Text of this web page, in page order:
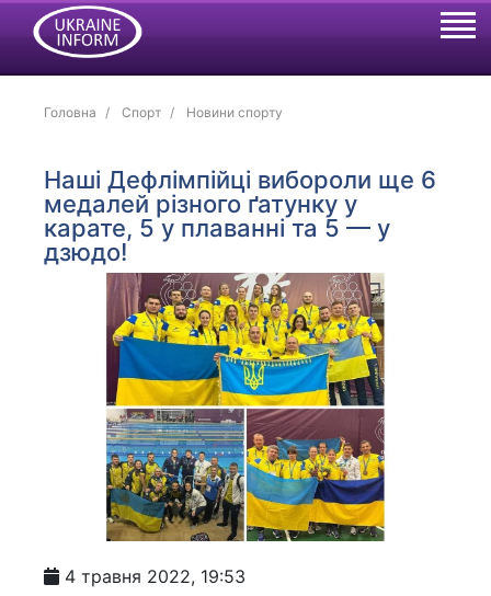
Головна Спорт Новини спорту
Наші Дефлімпійці вибороли ще 6
медалей різного ґатунку у
карате, 5 у плаванні та 5 — у
дзюдо!
4 травня 2022, 19:53